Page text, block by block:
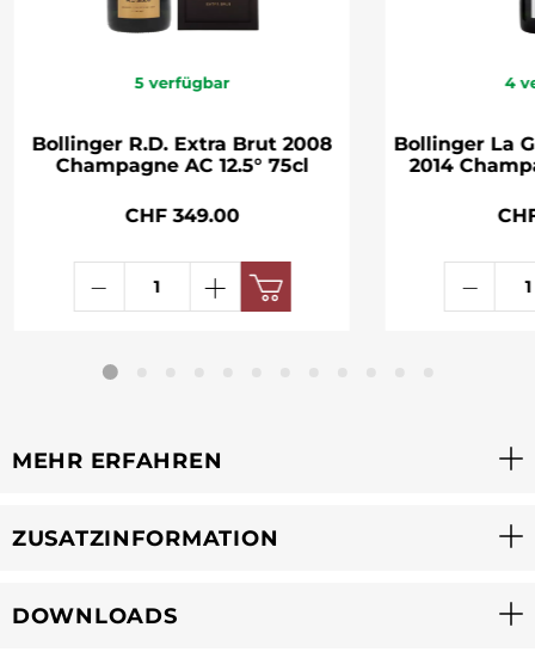
5 verfügbar
Bollinger R.D. Extra Brut 2008
Champagne AC 12.5° 75cl
CHF 349.00
4
Bollinger La
2014
MEHR ERFAHREN
ZUSATZINFORMATION
DOWNLOADS